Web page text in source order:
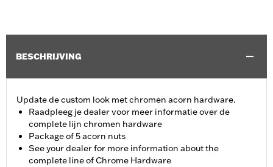
BESCHRIJVING
Update de custom look met chromen acorn hardware.
Raadpleeg je dealer voor meer informatie over de
complete lijn chromen hardware
Package of 5 acorn nuts
See your dealer for more information about the
complete line of Chrome Hardware